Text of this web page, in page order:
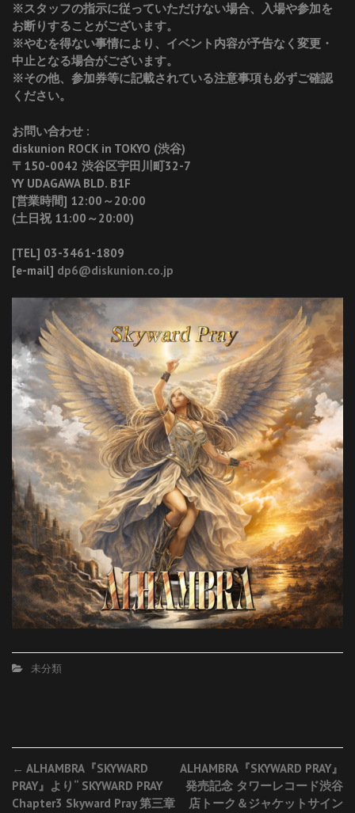
※スタッフの指示に従っていただけない場合、入場や参加を
お断りすることがございます。
※やむを得ない事情により、イベント内容が予告なく変更・
中止となる場合がございます。
※その他、参加券等に記載されている注意事項も必ずご確認
ください。
お問い合わせ :
diskunion ROCK in TOKYO (渋谷)
〒150-0042 渋谷区宇田川町32-7
YY UDAGAWA BLD. B1F
[営業時間] 12:00～20:00
(土日祝 11:00～20:00)
[TEL] 03-3461-1809
[e-mail] dp6@diskunion.co.jp
未分類
Post
navigation
← ALHAMBRA『SKYWARD
PRAY』より“ SKYWARD PRAY
Chapter3 Skyward Pray 第三章
ALHAMBRA『SKYWARD PRAY』
発売記念 タワーレコード渋谷
店トーク＆ジャケットサイン